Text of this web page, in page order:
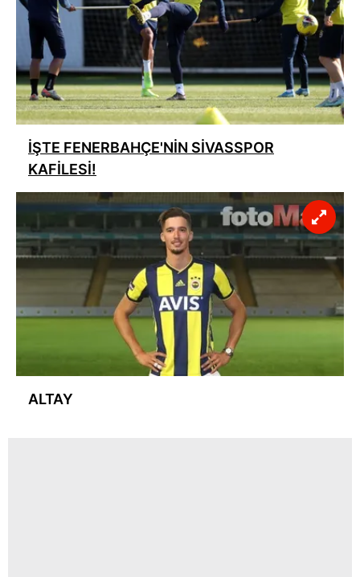
İŞTE FENERBAHÇE'NİN SİVASSPOR
KAFİLESİ!
ALTAY